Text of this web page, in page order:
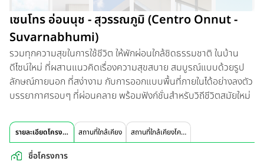
เซนโทร อ่อนนุช - สุวรรณภูมิ (Centro Onnut -
Suvarnabhumi)
รวมทุกความสุขในการใช้ชีวิต ให้พักผ่อนใกล้ชิดธรรมชาติ ในบ้าน
ดีไซน์ใหม่ ที่ผสานแนวคิดเรื่องความสุขสบาย สมบูรณ์แบบด้วยรูป
ลักษณ์ภายนอก ที่สง่างาม กับการออกแบบพื้นที่ภายในได้อย่างลงตัว
บรรยากาศรอบๆ ที่ผ่อนคลาย พร้อมฟังก์ชั่นสำหรับวิถีชีวิตสมัยใหม่
รายละเอียดโครงการ สถานที่ใกล้เคียง สถานที่ใกล้เคียงโครงการ
ชื่อโครงการ